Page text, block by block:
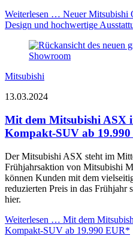
Weiterlesen … Neuer Mitsubishi
Design und hochwertige
Mitsubishi
13.03.2024
Mit dem Mitsubishi ASX
Kompakt-SUV ab
Der Mitsubishi ASX steht im
Frühjahrsaktion von Mitsubishi
können Kunden mit dem
reduzierten Preis in das Frühjahr
hier.
Weiterlesen … Mit dem
Kompakt-SUV ab 19.990 EUR*